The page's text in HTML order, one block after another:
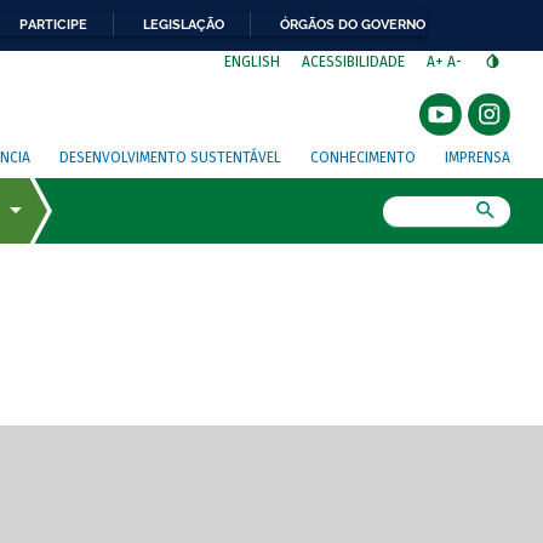
PARTICIPE LEGISLAÇÃO ÓRGÃOS DO GOVERNO
ENGLISH ACESSIBILIDADE A+ A-
DESENVOLVIMENTO SUSTENTÁVEL CONHECIMENTO IMPRENSA
de tela